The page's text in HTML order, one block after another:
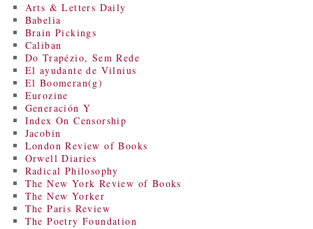
Arts & Letters Daily
Babelia
Brain Pickings
Caliban
Do Trapézio, Sem Rede
El ayudante de Vilnius
El Boomeran(g)
Eurozine
Generación Y
Index On Censorship
Jacobin
London Review of Books
Orwell Diaries
Radical Philosophy
The New York Review of Books
The New Yorker
The Paris Review
The Poetry Foundation